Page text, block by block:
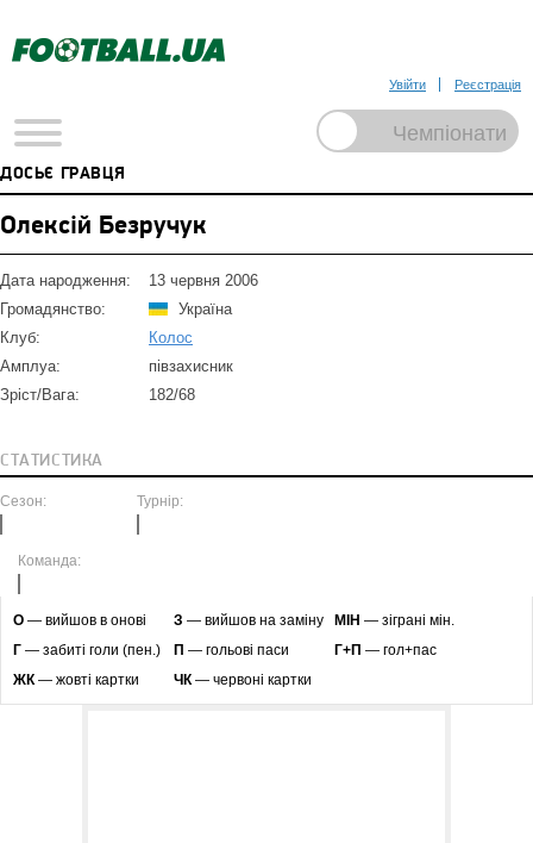
Увійти Реєстрація
ДОСЬЄ ГРАВЦЯ
Олексій Безручук
Дата народження:
13 червня 2006
Громадянство:
Україна
Клуб:
Колос
Амплуа:
півзахисник
Зріст/Вага:
182/68
СТАТИСТИКА
Сезон: Турнір:
Команда:
O — вийшов в онові З — вийшов на заміну МІН — зіграні мін.
Г — забиті голи (пен.) П — гольові паси Г+П — гол+пас
ЖК— жовті картки ЧК— червоні картки